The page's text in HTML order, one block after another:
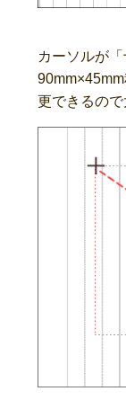
カーソルが
更できるので